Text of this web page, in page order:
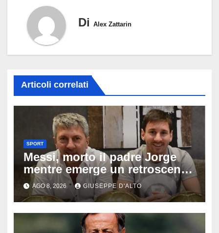
Di Alex Zattarin
Articoli correlati
SPORT
Messi, morto il padre Jorge
mentre emerge un retroscena
choc: le minacce di morte al
fuoriclasse durante i Mondiali
AGO 8, 2026 GIUSEPPE D'ALTO